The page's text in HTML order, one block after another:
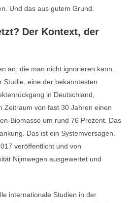
Und das aus gutem Grund.
Der Kontext, der
an, die man nicht ignorieren kann.
Studie, eine der bekanntesten
in Deutschland,
Zeitraum von fast 30 Jahren einen
Biomasse um rund 76 Prozent. Das
Das ist ein Systemversagen.
veröffentlicht und von
Nijmwegen ausgewertet und
internationale Studien in der